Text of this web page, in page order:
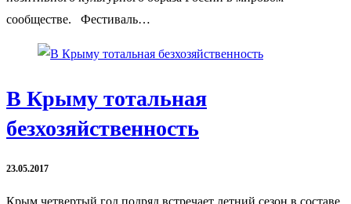
сообществе. Фестиваль…
В Крыму тотальная
безхозяйственность
23.05.2017
Крым четвертый год подряд встречает летний сезон в составе